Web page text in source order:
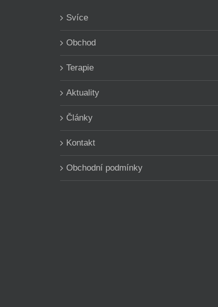
Svíce
Obchod
Terapie
Aktuality
Články
Kontakt
Obchodní podmínky